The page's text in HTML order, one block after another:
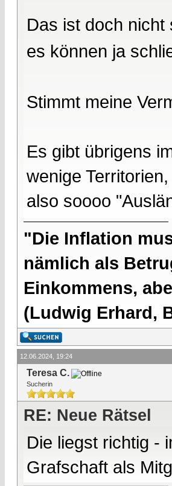
Das ist doch nicht
es können ja
Stimmt meine
Es gibt übrigens
wenige
also soooo
"Die Inflation
nämlich als
Einkommens,
(Ludwig Erhard,
12.06.2024, 19:24
Teresa C.
Sucherin
RE: Neue Rätsel
Die liegst richtig -
Grafschaft als